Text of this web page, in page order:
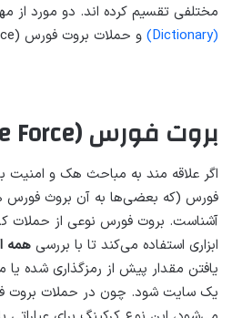
مختلفی تقسیم کرده اند. دو مورد از
(Dictionary)
و حملات بروت فورس (Brute Force) است.
بروت فورس (Brute Force) چیست؟
اگر علاقه مند به مباحث هک و امنیت
فورس (که بعضی‌ها به آن بروث فورس
آشناست. بروت فورس نوعی از حملات
ابزاری استفاده می‌کند تا با بررسی همه
یافتن مقدار پیش از رمزگذاری شده یا
یک سایت شود. چون در حملات بروت